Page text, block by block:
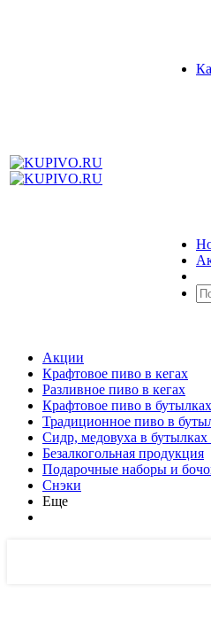
Акции
Крафтовое пиво в кегах
Разливное пиво в кегах
Крафтовое пиво в
Традиционное пиво в
Сидр, медовуха в бутылках
Безалкогольная продукция
Подарочные наборы и
Снэки
Еще